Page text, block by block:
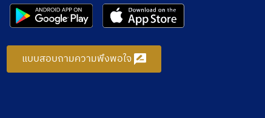
แบบสอบถามความพึงพอใจ